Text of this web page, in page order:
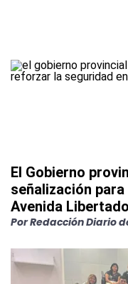
El Gobierno
señalización
Avenida
PorRedacción Diario